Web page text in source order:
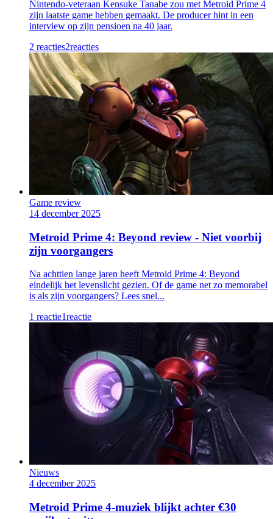
Nintendo-veteraan Kensuke Tanabe zou met Metroid Prime 4
zijn laatste game hebben gemaakt. De producer hint in een
interview op zijn pensioen na 40 jaar.
2 reacties2reacties
Game review
14 december 2025
Metroid Prime 4: Beyond review - Niet voorbij
zijn voorgangers
Na achttien lange jaren heeft Metroid Prime 4: Beyond
eindelijk het levenslicht gezien. Of de game net zo memorabel
is als zijn voorgangers? Lees snel...
1 reactie1reactie
Nieuws
4 december 2025
Metroid Prime 4-muziek blijkt achter €30